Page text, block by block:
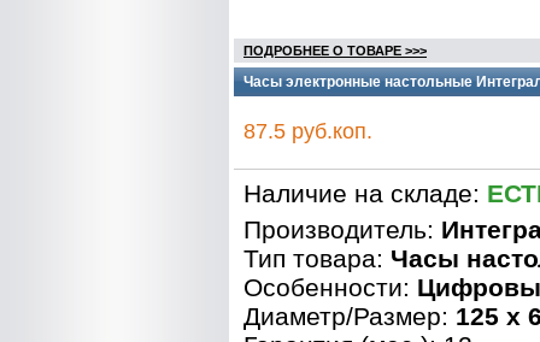
ПОДРОБНЕЕ О ТОВАРЕ >>>
Часы электронные настольные
87.5 руб.коп.
Наличие на складе:
Производитель:
Тип товара: Часы
Особенности:
Диаметр/Размер: 125 x